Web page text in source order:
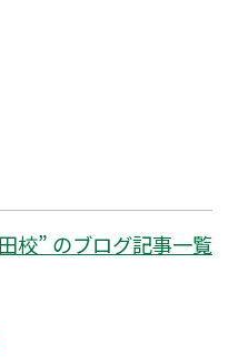
校” のブログ記事一覧